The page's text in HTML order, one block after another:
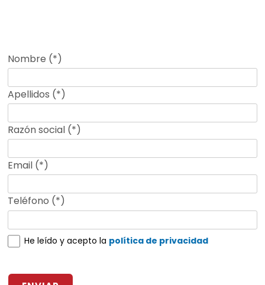
Nombre (*)
Apellidos (*)
Razón social (*)
Email (*)
Teléfono (*)
He leído y acepto la política de privacidad